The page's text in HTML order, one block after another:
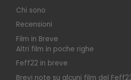
Chi sono
Recensioni
Film in Breve
Altri film in poche righe
Feff22 in breve
Brevi note su alcuni film del